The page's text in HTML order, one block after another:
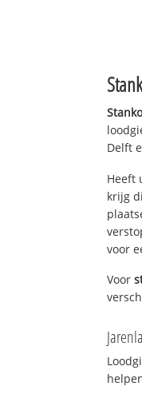
Delft
Heeft
krijg
voor
Voor